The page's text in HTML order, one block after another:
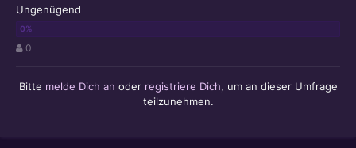
Ungenügend
0
Bitte melde Dich an oder registriere Dich, um an dieser Umfrage
teilzunehmen.